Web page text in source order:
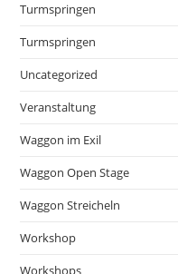
Turmspringen
Turmspringen
Uncategorized
Veranstaltung
Waggon im Exil
Waggon Open Stage
Waggon Streicheln
Workshop
Workshops